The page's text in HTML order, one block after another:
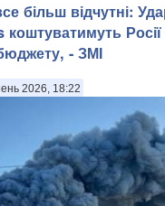
більш відчутні:
Росії
- ЗМІ
2026, 18:22